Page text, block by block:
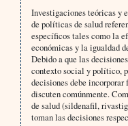
Investigaciones teóricas y
de políticas de salud
específicos tales como la
económicas y la igualdad
Debido a que las
contexto social y político,
decisiones debe incorporar
discuten comúnmente.
de salud (sildenafil,
toman las decisiones